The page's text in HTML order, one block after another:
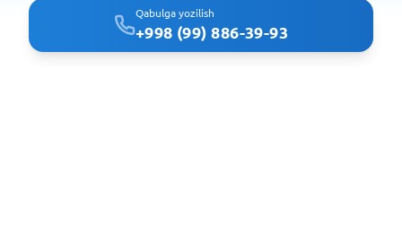
Qabulga yozilish
+998 (99) 886-39-93